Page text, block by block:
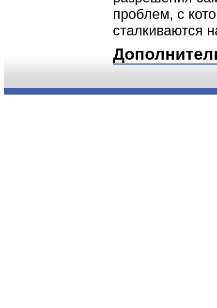
проблем, с
сталкиваются